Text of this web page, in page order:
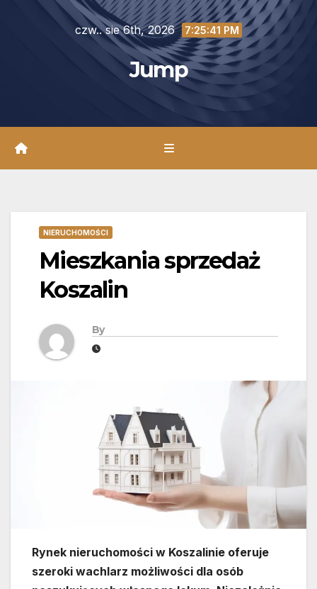
czw.. sie 6th, 2026 7:25:42 PM
Jump
NIERUCHOMOŚCI
Mieszkania sprzedaż
Koszalin
By
Rynek nieruchomości w Koszalinie oferuje
szeroki wachlarz możliwości dla osób